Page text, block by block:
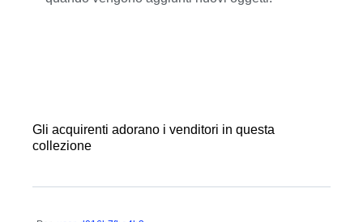
Gli acquirenti adorano i venditori in questa
collezione